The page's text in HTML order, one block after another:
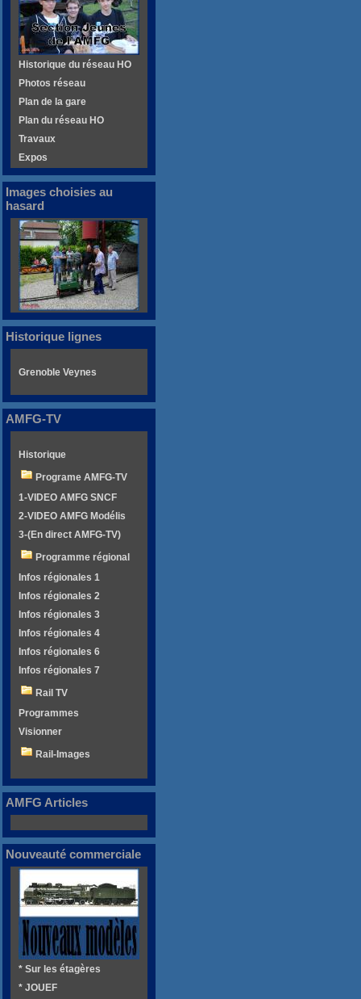
Historique du réseau HO
Photos réseau
Plan de la gare
Plan du réseau HO
Travaux
Expos
Images choisies au
hasard
Historique lignes
Grenoble Veynes
AMFG-TV
Historique
Programe AMFG-TV
1-VIDEO AMFG SNCF
2-VIDEO AMFG Modélis
3-(En direct AMFG-TV)
Programme régional
Infos régionales 1
Infos régionales 2
Infos régionales 3
Infos régionales 4
Infos régionales 6
Infos régionales 7
Rail TV
Programmes
Visionner
Rail-Images
AMFG Articles
Nouveauté commerciale
* Sur les étagères
* JOUEF